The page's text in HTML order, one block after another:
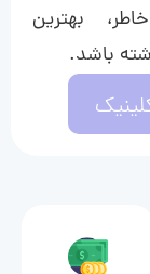
بهترین
باشد.